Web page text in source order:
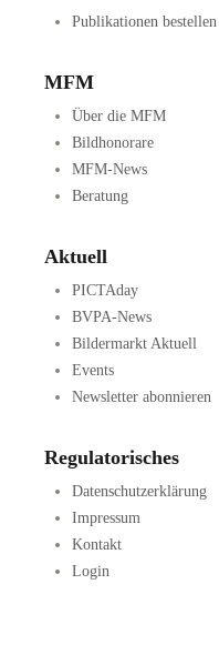
Publikationen bestellen
MFM
Über die MFM
Bildhonorare
MFM-News
Beratung
Aktuell
PICTAday
BVPA-News
Bildermarkt Aktuell
Events
Newsletter abonnieren
Regulatorisches
Datenschutzerklärung
Impressum
Kontakt
Login